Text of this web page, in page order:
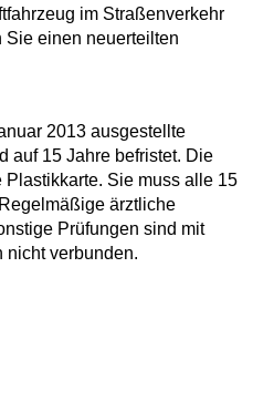
im Straßenverkehr
einen neuerteilten
2013 ausgestellte
auf 15 Jahre befristet. Die
Plastikkarte. Sie muss alle 15
ärztliche
Prüfungen sind mit
nicht verbunden.